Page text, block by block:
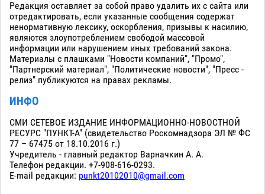
Редакция оставляет за собой право удалить их с сайта или
отредактировать, если указанные сообщения содержат
ненормативную лексику, оскорбления, призывы к насилию,
являются злоупотреблением свободой массовой
информации или нарушением иных требований закона.
Материалы с плашками "Новости компаний", "Промо",
"Партнерский материал", "Политические новости", "Пресс -
релиз" публикуются на правах рекламы.
ИНФО
СМИ СЕТЕВОЕ ИЗДАНИЕ ИНФОРМАЦИОННО-НОВОСТНОЙ
РЕСУРС "ПУНКТ-А" (свидетельство Роскомнадзора ЭЛ № ФС
77 – 67475 от 18.10.2016 г.)
Учредитель - главный редактор Варначкин А. А.
Телефон редакции. +7-908-616-0293.
E-mail редакции: punkt20102010@gmail.com